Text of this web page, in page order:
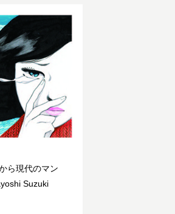
ら現代のマン
Suzuki